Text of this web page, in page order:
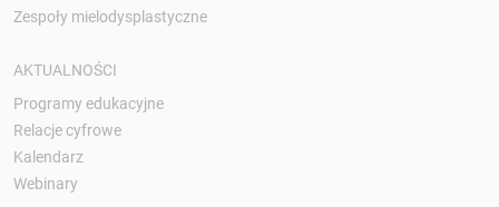
Zespoły mielodysplastyczne
AKTUALNOŚCI
Programy edukacyjne
Relacje cyfrowe
Kalendarz
Webinary